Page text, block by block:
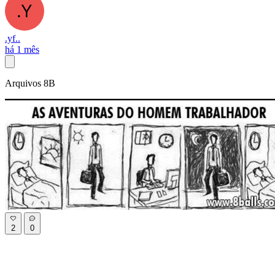
.yf..
há 1 mês
Arquivos 8B
2 0